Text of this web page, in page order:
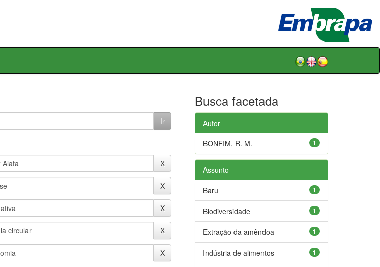
Busca facetada
Autor
1
BONFIM, R. M.
Assunto
1
Baru
1
Biodiversidade
1
Extração da amêndoa
1
Indústria de alimentos